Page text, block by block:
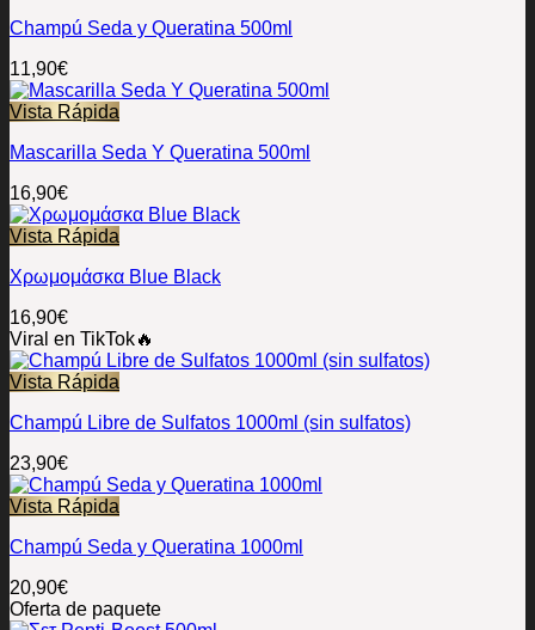
Champú Seda y Queratina 500ml
11,90€
Vista Rápida
Mascarilla Seda Y Queratina 500ml
16,90€
Vista Rápida
Χρωμομάσκα Blue Black
16,90€
Viral en TikTok🔥
Vista Rápida
Champú Libre de Sulfatos 1000ml (sin sulfatos)
23,90€
Vista Rápida
Champú Seda y Queratina 1000ml
20,90€
Oferta de paquete